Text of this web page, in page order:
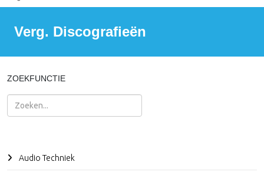
Verg. Discografieën
ZOEKFUNCTIE
Zoeken
Audio Techniek